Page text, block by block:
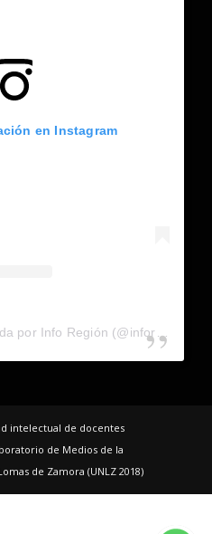
en Instagram
intelectual de docentes
de Medios de la
de Zamora (UNLZ 2018)